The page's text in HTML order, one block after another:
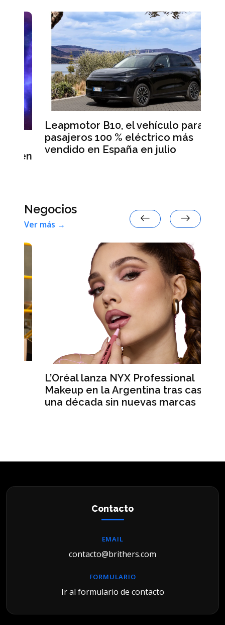
Leapmotor B10, el vehículo para
pasajeros 100 % eléctrico más
vendido en España en julio
Negocios
Ver más →
L’Oréal lanza NYX Professional
Makeup en la Argentina tras casi
una década sin nuevas marcas
Contacto
EMAIL
contacto@brithers.com
FORMULARIO
Ir al formulario de contacto